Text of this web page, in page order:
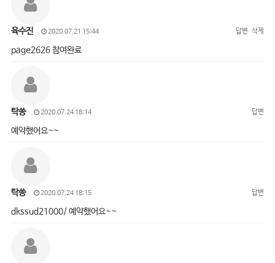
육수진 2020.07.21 15:44 답변 삭제
page2626 참여완료
탁쏭 2020.07.24 18:14 답변
예약했어요~~
탁쏭 2020.07.24 18:15 답변
dkssud21000/ 예약했어요~~